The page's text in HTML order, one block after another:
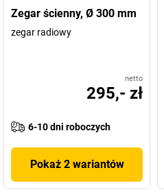
Zegar ścienny, Ø 300 mm
zegar radiowy
netto
295,- zł
6-10 dni roboczych
Pokaż 2 wariantów